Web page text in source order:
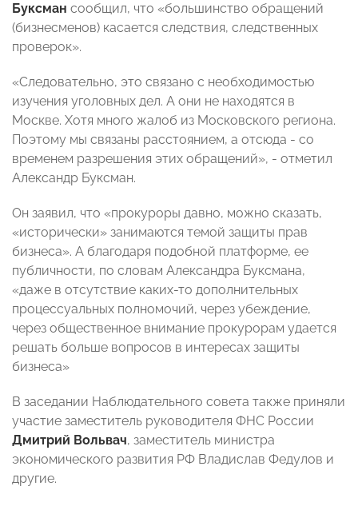
Буксман сообщил, что «большинство обращений
(бизнесменов) касается следствия, следственных
проверок».
«Следовательно, это связано с необходимостью
изучения уголовных дел. А они не находятся в
Москве. Хотя много жалоб из Московского региона.
Поэтому мы связаны расстоянием, а отсюда - со
временем разрешения этих обращений», - отметил
Александр Буксман.
Он заявил, что «прокуроры давно, можно сказать,
«исторически» занимаются темой защиты прав
бизнеса». А благодаря подобной платформе, ее
публичности, по словам Александра Буксмана,
«даже в отсутствие каких-то дополнительных
процессуальных полномочий, через убеждение,
через общественное внимание прокурорам удается
решать больше вопросов в интересах защиты
бизнеса»
В заседании Наблюдательного совета также приняли
участие заместитель руководителя ФНС России
Дмитрий Вольвач, заместитель министра
экономического развития РФ Владислав Федулов и
другие.